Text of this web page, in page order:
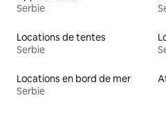
Serbie
Locations de tentes
Serbie
Locations en bord de mer
Serbie